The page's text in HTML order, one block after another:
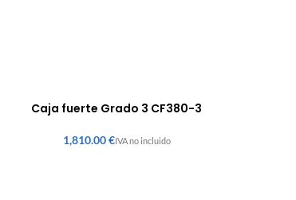
Caja fuerte Grado 3 CF380-3
€